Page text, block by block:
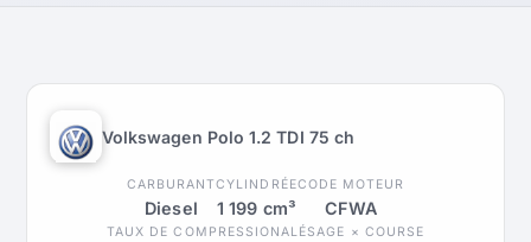
Volkswagen Polo 1.2 TDI 75 ch
CARBURANT
Diesel
CYLINDRÉE
1 199 cm³
CODE MOTEUR
CFWA
TAUX DE COMPRESSION ALÉSAGE × COURSE